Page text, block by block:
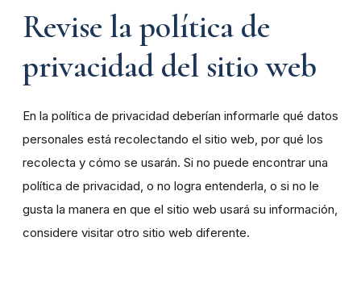
Revise la política de
privacidad del sitio web
En la política de privacidad deberían informarle qué datos
personales está recolectando el sitio web, por qué los
recolecta y cómo se usarán. Si no puede encontrar una
política de privacidad, o no logra entenderla, o si no le
gusta la manera en que el sitio web usará su información,
considere visitar otro sitio web diferente.